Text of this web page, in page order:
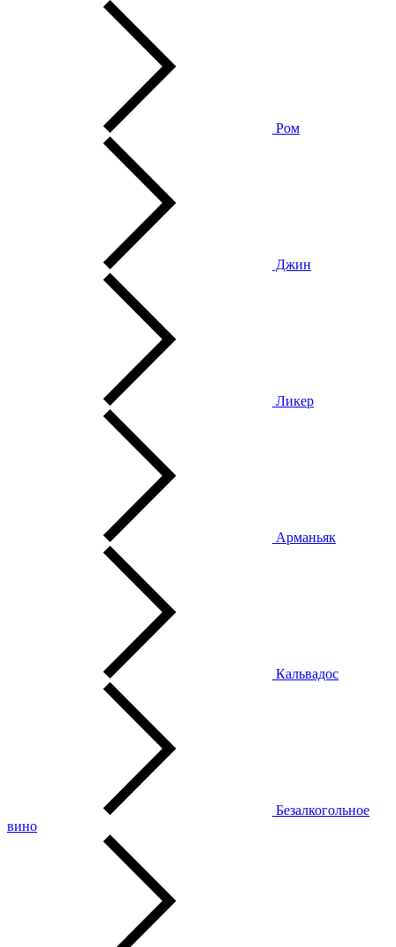
Ром
Джин
Ликер
Арманьяк
Кальвадос
Безалкогольное
вино